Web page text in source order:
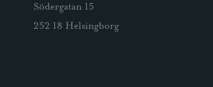
Södergatan 15
252 18 Helsingborg